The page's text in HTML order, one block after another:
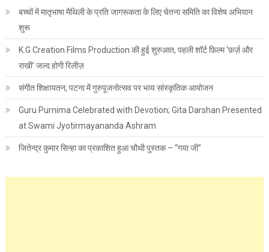
बच्चों में मातृभाषा मैथिली के प्रति जागरूकता के लिए चेतना समिति का विशेष अभियान
शुरू
K.G Creation Films Production की हुई शुरुआत, पहली शॉर्ट फ़िल्म ‘फ़र्ज़ और
राखी’ जल्द होगी रिलीज़
संगीत शिक्षायतन, पटना में गुरुपूजनोत्सव पर भव्य सांस्कृतिक आयोजन
Guru Purnima Celebrated with Devotion; Gita Darshan Presented
at Swami Jyotirmayananda Ashram
जितेन्द्र कुमार सिन्हा का प्रकाशित हुआ चौथी पुस्तक – “गया जी”